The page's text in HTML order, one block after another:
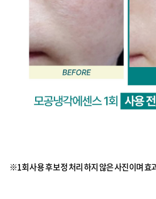
※1회 사용 후 보정 처리 하지 않은 사진이며 효